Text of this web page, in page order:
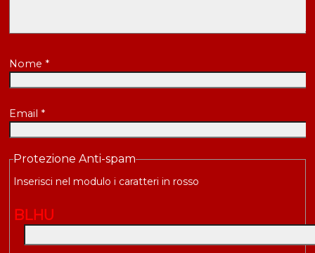
Nome *
Email *
Protezione Anti-spam
Inserisci nel modulo i caratteri in rosso
BLHU